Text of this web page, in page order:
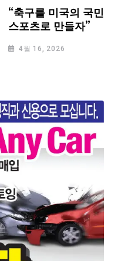
“축구를 미국의 국민
스포츠로 만들자”
4월 16, 2026